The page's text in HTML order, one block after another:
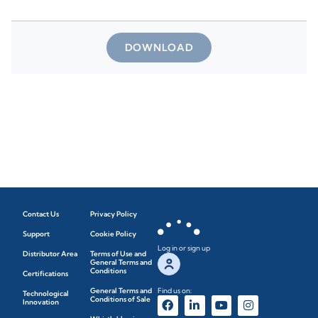
DOWNLOAD
Contact Us
Support
Distributor Area
Certifications
Technological
Innovation
Privacy Policy
Cookie Policy
Terms of Use and
General Terms and
Conditions
General Terms and
Conditions of Sale
Log in or sign up
Find us on: